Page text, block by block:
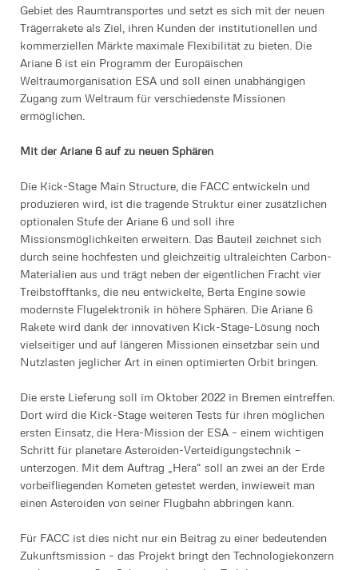
Gebiet des Raumtransportes und setzt es sich mit der neuen
Trägerrakete als Ziel, ihren Kunden der institutionellen und
kommerziellen Märkte maximale Flexibilität zu bieten. Die
Ariane 6 ist ein Programm der Europäischen
Weltraumorganisation ESA und soll einen unabhängigen
Zugang zum Weltraum für verschiedenste Missionen
ermöglichen.
Mit der Ariane 6 auf zu neuen Sphären
Die Kick-Stage Main Structure, die FACC entwickeln und
produzieren wird, ist die tragende Struktur einer zusätzlichen
optionalen Stufe der Ariane 6 und soll ihre
Missionsmöglichkeiten erweitern. Das Bauteil zeichnet sich
durch seine hochfesten und gleichzeitig ultraleichten Carbon-
Materialien aus und trägt neben der eigentlichen Fracht vier
Treibstofftanks, die neu entwickelte, Berta Engine sowie
modernste Flugelektronik in höhere Sphären. Die Ariane 6
Rakete wird dank der innovativen Kick-Stage-Lösung noch
vielseitiger und auf längeren Missionen einsetzbar sein und
Nutzlasten jeglicher Art in einen optimierten Orbit bringen.
Die erste Lieferung soll im Oktober 2022 in Bremen eintreffen.
Dort wird die Kick-Stage weiteren Tests für ihren möglichen
ersten Einsatz, die Hera-Mission der ESA – einem wichtigen
Schritt für planetare Asteroiden-Verteidigungstechnik –
unterzogen. Mit dem Auftrag „Hera“ soll an zwei an der Erde
vorbeifliegenden Kometen getestet werden, inwieweit man
einen Asteroiden von seiner Flugbahn abbringen kann.
Für FACC ist dies nicht nur ein Beitrag zu einer bedeutenden
Zukunftsmission – das Projekt bringt den Technologiekonzern